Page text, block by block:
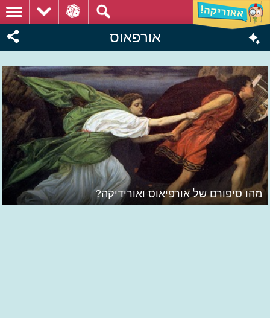
אורפאוס
מהו סיפורם של אורפיאוס ואורידיקה?